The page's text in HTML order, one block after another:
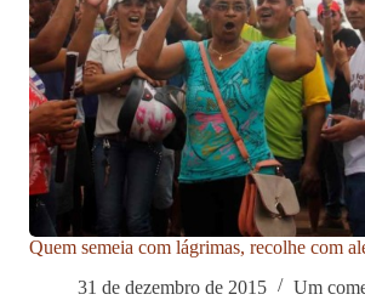
Quem semeia com lágrimas, recolhe com
31 de dezembro de 2015
Um